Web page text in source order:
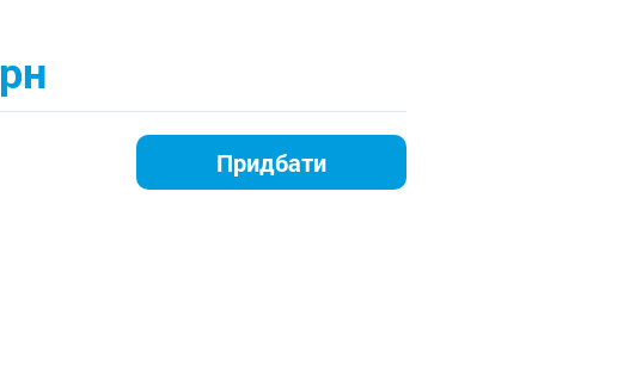
Придбати